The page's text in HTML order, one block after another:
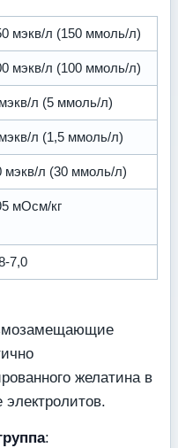
мэкв/л (150 ммоль/л)
мэкв/л (100 ммоль/л)
л (5 ммоль/л)
л (1,5 ммоль/л)
мэкв/л (30 ммоль/л)
мОсм/кг
7,0
желатина в
: